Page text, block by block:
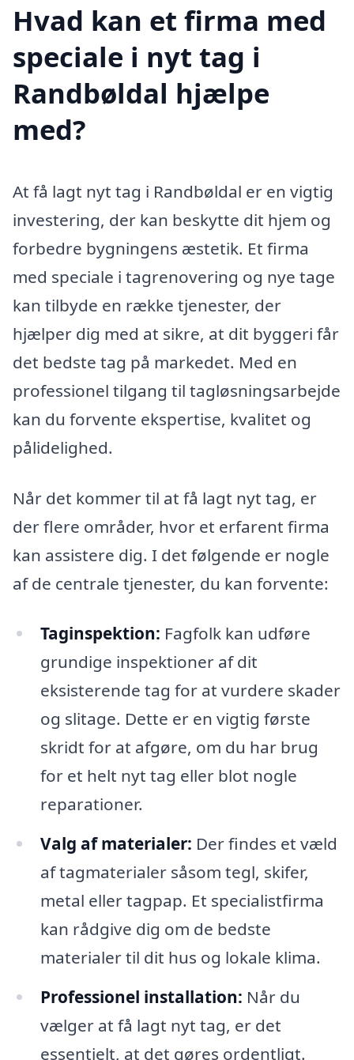
Hvad kan et firma med
speciale i nyt tag i
Randbøldal hjælpe
med?
At få lagt nyt tag i Randbøldal er en vigtig
investering, der kan beskytte dit hjem og
forbedre bygningens æstetik. Et firma
med speciale i tagrenovering og nye tage
kan tilbyde en række tjenester, der
hjælper dig med at sikre, at dit byggeri får
det bedste tag på markedet. Med en
professionel tilgang til tagløsningsarbejde
kan du forvente ekspertise, kvalitet og
pålidelighed.
Når det kommer til at få lagt nyt tag, er
der flere områder, hvor et erfarent firma
kan assistere dig. I det følgende er nogle
af de centrale tjenester, du kan forvente:
Taginspektion: Fagfolk kan udføre
grundige inspektioner af dit
eksisterende tag for at vurdere skader
og slitage. Dette er en vigtig første
skridt for at afgøre, om du har brug
for et helt nyt tag eller blot nogle
reparationer.
Valg af materialer: Der findes et væld
af tagmaterialer såsom tegl, skifer,
metal eller tagpap. Et specialistfirma
kan rådgive dig om de bedste
materialer til dit hus og lokale klima.
Professionel installation: Når du
vælger at få lagt nyt tag, er det
essentielt, at det gøres ordentligt.